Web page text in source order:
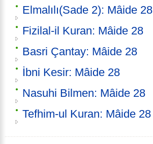
Elmalılı(Sade 2): Mâide 28
Fizilal-il Kuran: Mâide 28
Basri Çantay: Mâide 28
İbni Kesir: Mâide 28
Nasuhi Bilmen: Mâide 28
Tefhim-ul Kuran: Mâide 28